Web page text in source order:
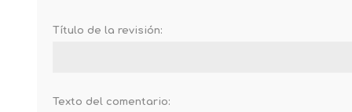
Título de la revisión:
Texto del comentario: